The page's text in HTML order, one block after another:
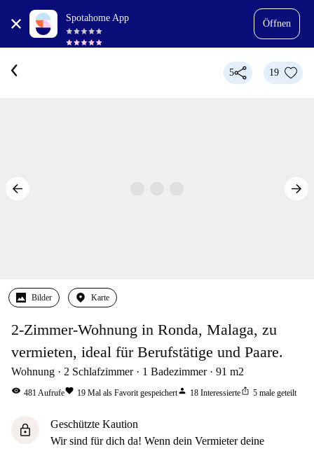
Spotahome App
Öffnen
5 19
Bilder Karte
2-Zimmer-Wohnung in Ronda, Malaga, zu
vermieten, ideal für Berufstätige und Paare.
Wohnung 2 Schlafzimmer 1 Badezimmer 91 m2
visibility 481Aufrufefavorite 19 Mal als Favorit gespeichertperson 18 Interessierteios_share 5 male geteilt
lock
Geschützte Kaution
Wir sind für dich da! Wenn dein Vermieter deine